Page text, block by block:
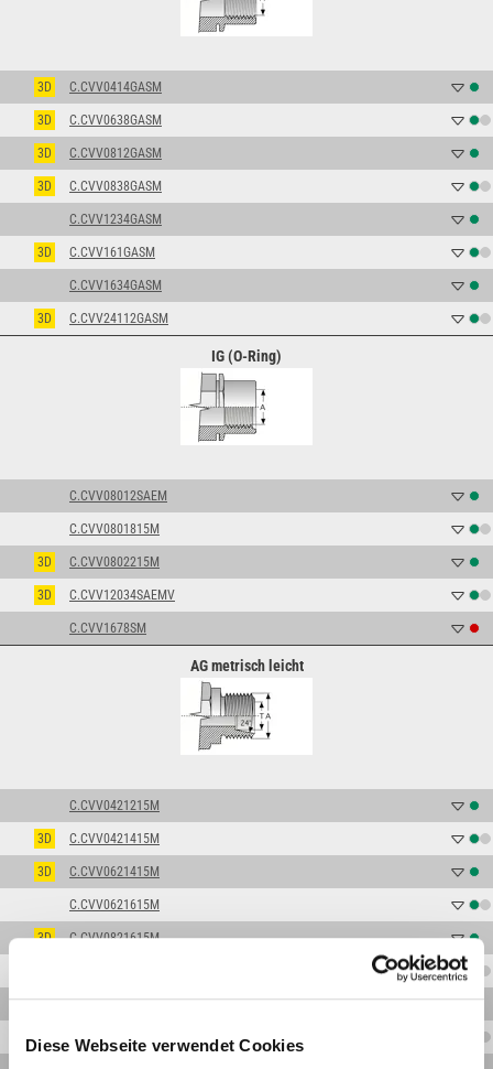
Diese Webseite verwendet Cookies
3D C.CVV0414GASM
3D C.CVV0638GASM
3D C.CVV0812GASM
3D C.CVV0838GASM
C.CVV1234GASM
3D C.CVV161GASM
C.CVV1634GASM
3D C.CVV24112GASM
IG (O-Ring)
C.CVV08012SAEM
C.CVV0801815M
3D C.CVV0802215M
3D C.CVV12034SAEMV
C.CVV1678SM
AG metrisch leicht
C.CVV0421215M
3D C.CVV0421415M
3D C.CVV0621415M
C.CVV0621615M
3D C.CVV0821615M
3D C.CVV0822215M
3D C.CVV0822615M